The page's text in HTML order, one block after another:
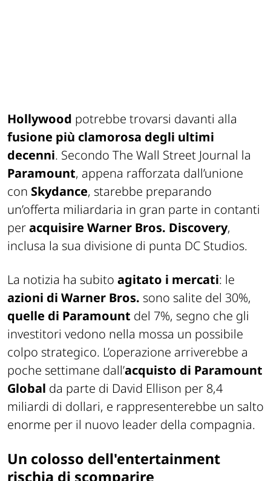
Hollywood potrebbe trovarsi davanti alla
fusione più clamorosa degli ultimi
decenni. Secondo The Wall Street Journal la
Paramount, appena rafforzata dall’unione
con Skydance, starebbe preparando
un’offerta miliardaria in gran parte in contanti
peracquisire Warner Bros. Discovery,
inclusa la sua divisione di punta DC Studios.
La notizia ha subito agitato i mercati: le
azioni di Warner Bros. sono salite del 30%,
quelle di Paramount del 7%, segno che gli
investitori vedono nella mossa un possibile
colpo strategico. L’operazione arriverebbe a
poche settimane dall’acquisto di Paramount
Global da parte di David Ellison per 8,4
miliardi di dollari, e rappresenterebbe un salto
enorme per il nuovo leader della compagnia.
Un colosso dell'entertainment
rischia di scomparire